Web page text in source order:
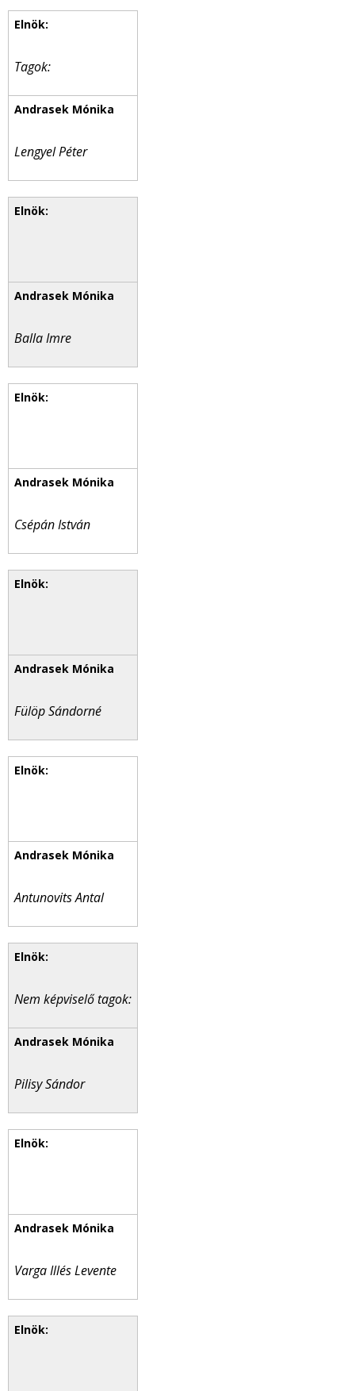
Tagok:
Lengyel Péter
Balla Imre
Csépán István
Fülöp Sándorné
Antunovits Antal
Nem képviselő tagok:
Pilisy Sándor
Varga Illés Levente